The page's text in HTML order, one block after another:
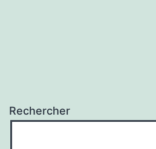
Rechercher